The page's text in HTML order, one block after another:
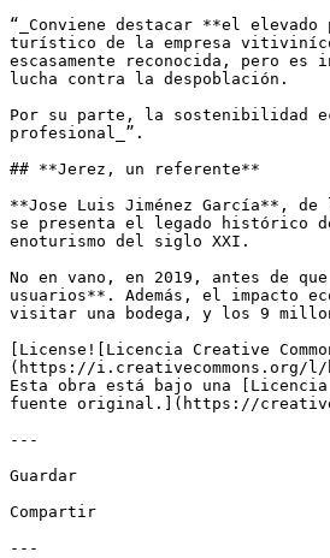
“_Conviene destacar **el
turístico de la empresa
escasamente reconocida, pero
lucha contra la despoblación.
Por su parte, la sostenibilidad
profesional_”.
## **Jerez, un referente**
**Jose Luis Jiménez García**,
se presenta el legado histórico
enoturismo del siglo XXI.
No en vano, en 2019, antes de
usuarios**. Además, el impacto
visitar una bodega, y los 9
[License![Licencia Creative
(https://i.creativecommons.org/
Esta obra está bajo una
fuente original.](https://
---
Guardar
Compartir
---